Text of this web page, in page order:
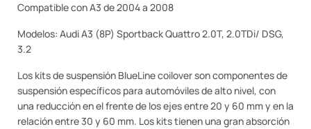
Compatible con A3 de 2004 a 2008
Modelos: Audi A3 (8P) Sportback Quattro 2.0T, 2.0TDi/ DSG,
3.2
Los kits de suspensión BlueLine coilover son componentes de
suspensión específicos para automóviles de alto nivel, con
una reducción en el frente de los ejes entre 20 y 60 mm y en la
relación entre 30 y 60 mm. Los kits tienen una gran absorción